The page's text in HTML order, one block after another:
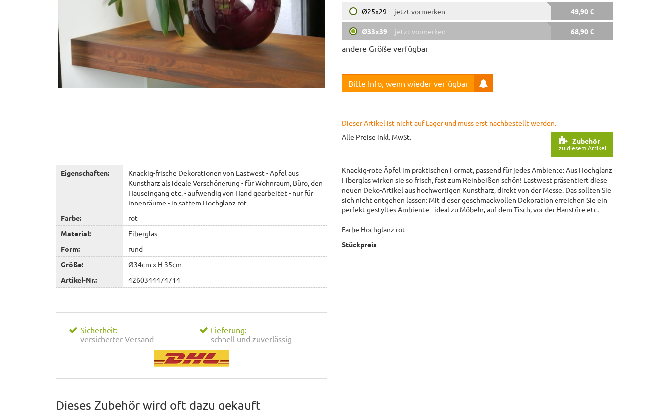
Ø25x29 49,90 €
jetzt vormerken
Ø33x39 68,90 €
jetzt vormerken
andere Größe verfügbar
Bitte Info, wenn wieder verfügbar
Dieser Artikel ist nicht auf Lager und muss erst nachbestellt werden.
Zubehör
zu diesem Artikel
Alle Preise inkl. MwSt.
Eigenschaften:
Knackig-frische Dekorationen von Eastwest - Apfel aus
Kunstharz als ideale Verschönerung - für Wohnraum, Büro, den
Hauseingang etc. - aufwendig von Hand gearbeitet - nur für
Innenräume - in sattem Hochglanz rot
Farbe:
rot
Material:
Fiberglas
Form:
rund
Größe:
Ø34cm x H 35cm
Artikel-Nr.:
4260344474714
Sicherheit:
versicherter Versand
Lieferung:
schnell und zuverlässig
Knackig-rote Äpfel im praktischen Format, passend für jedes Ambiente: Aus Hochglanz
Fiberglas wirken sie so frisch, fast zum Reinbeißen schön! Eastwest präsentiert diese
neuen Deko-Artikel aus hochwertigen Kunstharz, direkt von der Messe. Das sollten Sie
sich nicht entgehen lassen: Mit dieser geschmackvollen Dekoration erreichen Sie ein
perfekt gestyltes Ambiente - ideal zu Möbeln, auf dem Tisch, vor der Haustüre etc.
Farbe Hochglanz rot
Stückpreis
Dieses Zubehör wird oft dazu gekauft